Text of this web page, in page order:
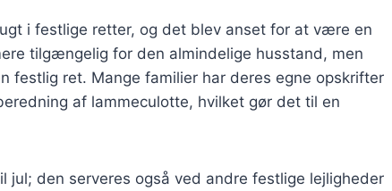
i festlige retter, og det blev anset for at være en
tilgængelig for den almindelige husstand, men
festlig ret. Mange familier har deres egne opskrifter
af lammeculotte, hvilket gør det til en
jul; den serveres også ved andre festlige lejligheder